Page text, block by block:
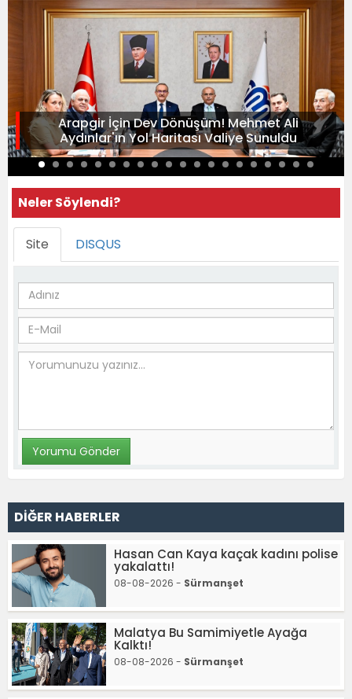
Arapgir İçin Dev Dönüşüm! Mehmet Ali
Aydınlar'ın Yol Haritası Valiye Sunuldu
Neler Söylendi?
Site DISQUS
DİĞER HABERLER
Hasan Can Kaya kaçak kadını polise
yakalattı!
08-08-2026 - Sürmanşet
Malatya Bu Samimiyetle Ayağa
Kalktı!
08-08-2026 - Sürmanşet